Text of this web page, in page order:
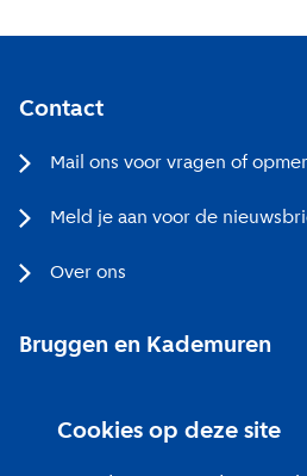
Cookies op deze site
Contact
Mail ons voor vragen of
Meld je aan voor de
Over ons
Bruggen en Kademuren